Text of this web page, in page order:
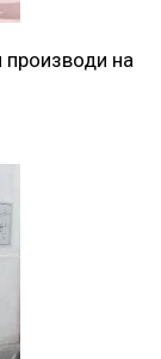
производи на